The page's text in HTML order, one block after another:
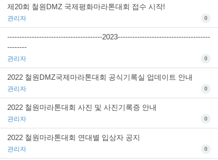
제20회 철원DMZ 국제평화마라톤대회 접수 시작!
관리자 0
---------------------------------------2023--------------------------------------
--------
관리자 0
2022 철원DMZ국제마라톤대회 공식기록실 업데이트 안내
관리자 0
2022 철원마라톤대회 사진 및 사진기록증 안내
관리자 0
2022 철원마라톤대회 연대별 입상자 공지
관리자 0